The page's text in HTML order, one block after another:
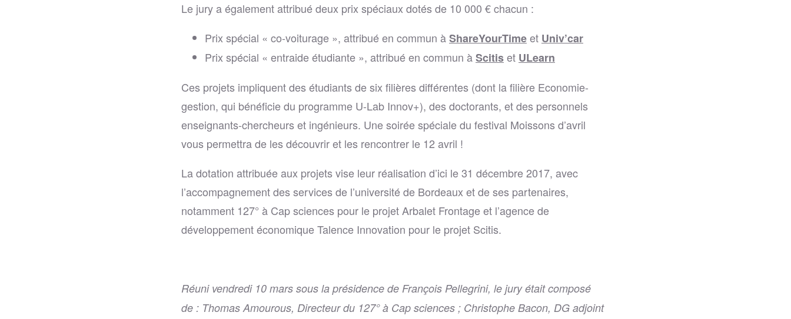
Le jury a également attribué deux prix spéciaux dotés de 10 000 € chacun :
Prix spécial « co-voiturage », attribué en commun àShareYourTimeet Univ’car
Prix spécial « entraide étudiante », attribué en commun àScitiset ULearn
Ces projets impliquent des étudiants de six filières différentes (dont la filière Economie-
gestion, qui bénéficie du programme U-Lab Innov+), des doctorants, et des personnels
enseignants-chercheurs et ingénieurs. Une soirée spéciale du festival Moissons d’avril
vous permettra de les découvrir et les rencontrer le 12 avril !
La dotation attribuée aux projets vise leur réalisation d’ici le 31 décembre 2017, avec
l’accompagnement des services de l’université de Bordeaux et de ses partenaires,
notamment 127° à Cap sciences pour le projet Arbalet Frontage et l’agence de
développement économique Talence Innovation pour le projet Scitis.
Réuni vendredi 10 mars sous la présidence de François Pellegrini, le jury était composé
de : Thomas Amourous, Directeur du 127° à Cap sciences ; Christophe Bacon, DG adjoint